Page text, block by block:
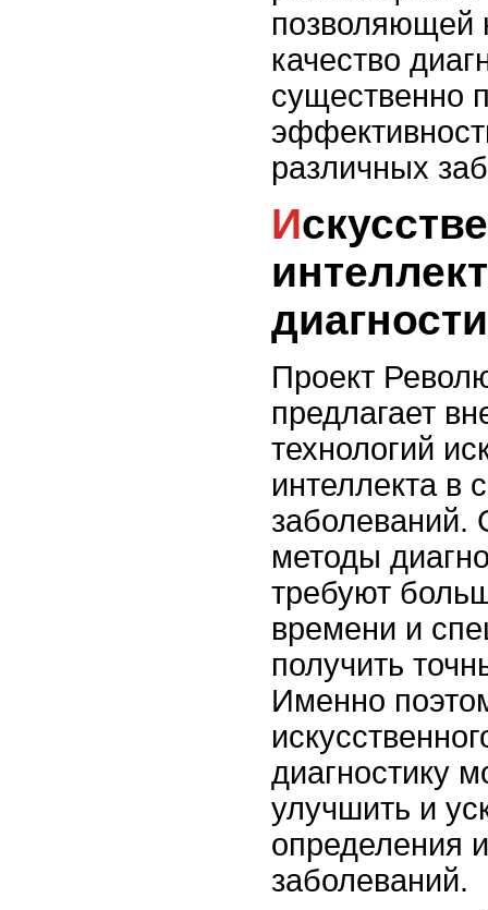
позволяющей
качество
существенно
различных
Искусственный
Проект
предлагает
технологий
интеллекта в
методы
требуют
времени и
получить
Именно
диагностику
улучшить и
определения
заболеваний.